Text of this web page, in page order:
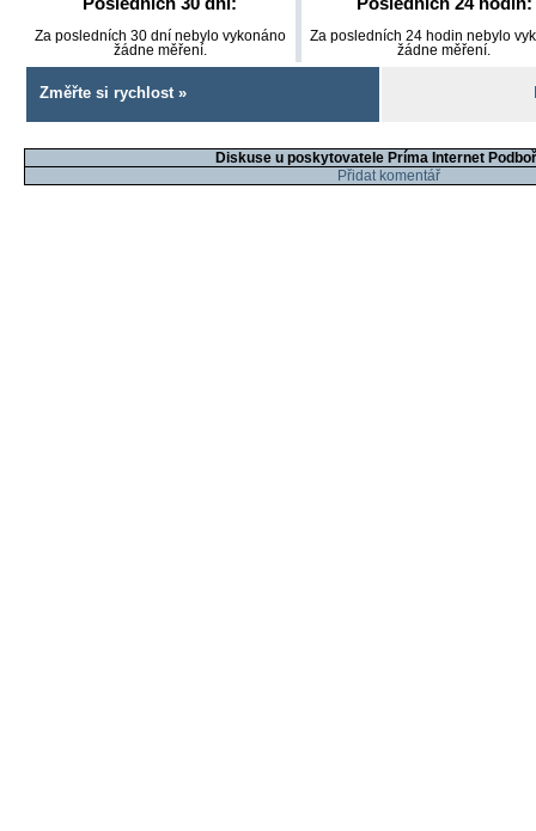
Za posledních 30 dní nebylo vykonáno
žádne měření.
Za posledních 24 hodin nebylo
žádne měření.
Změřte si rychlost »
Diskuse u poskytovatele Príma Internet
Přidat komentář